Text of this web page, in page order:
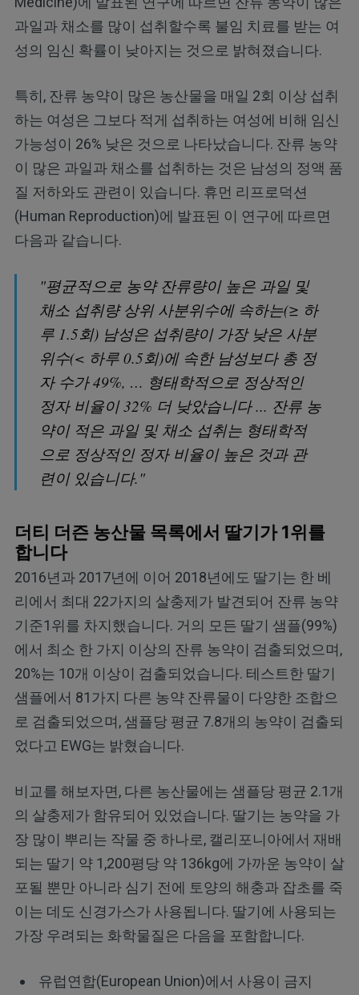
과일과 채소를 많이 섭취할수록 불임 치료를 받는 여
성의 임신 확률이 낮아지는 것으로 밝혀졌습니다.
특히, 잔류 농약이 많은 농산물을 매일 2회 이상 섭취
하는 여성은 그보다 적게 섭취하는 여성에 비해 임신
가능성이 26% 낮은 것으로 나타났습니다. 잔류 농약
이 많은 과일과 채소를 섭취하는 것은 남성의 정액 품
질 저하와도 관련이 있습니다. 휴먼 리프로덕션
(Human Reproduction)에 발표된 이 연구에 따르면
다음과 같습니다.
"평균적으로 농약 잔류량이 높은 과일 및
채소 섭취량 상위 사분위수에 속하는(≥ 하
루 1.5회) 남성은 섭취량이 가장 낮은 사분
위수(< 하루 0.5회)에 속한 남성보다 총 정
자 수가 49%, … 형태학적으로 정상적인
정자 비율이 32% 더 낮았습니다 ... 잔류 농
약이 적은 과일 및 채소 섭취는 형태학적
으로 정상적인 정자 비율이 높은 것과 관
련이 있습니다."
더티 더즌 농산물 목록에서 딸기가 1위를
합니다
2016년과 2017년에 이어 2018년에도 딸기는 한 베
리에서 최대 22가지의 살충제가 발견되어 잔류 농약
기준1위를 차지했습니다. 거의 모든 딸기 샘플(99%)
에서 최소 한 가지 이상의 잔류 농약이 검출되었으며,
20%는 10개 이상이 검출되었습니다. 테스트한 딸기
샘플에서 81가지 다른 농약 잔류물이 다양한 조합으
로 검출되었으며, 샘플당 평균 7.8개의 농약이 검출되
었다고 EWG는 밝혔습니다.
비교를 해보자면, 다른 농산물에는 샘플당 평균 2.1개
의 살충제가 함유되어 있었습니다. 딸기는 농약을 가
장 많이 뿌리는 작물 중 하나로, 캘리포니아에서 재배
되는 딸기 약 1,200평당 약 136kg에 가까운 농약이 살
포될 뿐만 아니라 심기 전에 토양의 해충과 잡초를 죽
이는 데도 신경가스가 사용됩니다. 딸기에 사용되는
가장 우려되는 화학물질은 다음을 포함합니다.
유럽연합(European Union)에서 사용이 금지